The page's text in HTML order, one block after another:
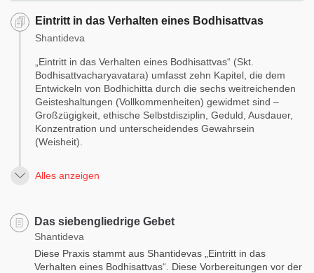
Eintritt in das Verhalten eines Bodhisattvas
Shantideva
„Eintritt in das Verhalten eines Bodhisattvas“ (Skt.
Bodhisattvacharyavatara) umfasst zehn Kapitel, die dem
Entwickeln von Bodhichitta durch die sechs weitreichenden
Geisteshaltungen (Vollkommenheiten) gewidmet sind –
Großzügigkeit, ethische Selbstdisziplin, Geduld, Ausdauer,
Konzentration und unterscheidendes Gewahrsein
(Weisheit).
Alles anzeigen
Das siebengliedrige Gebet
Shantideva
Diese Praxis stammt aus Shantidevas „Eintritt in das
Verhalten eines Bodhisattvas“. Diese Vorbereitungen vor der